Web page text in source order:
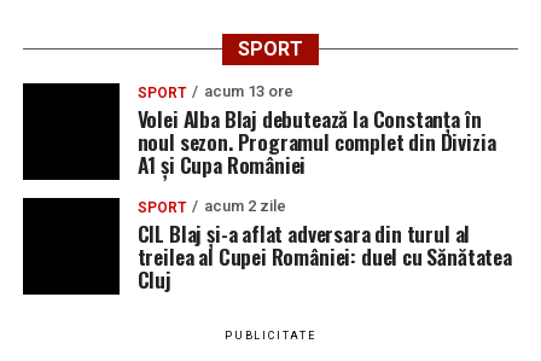
României
La Blaj a fost inaugurat primul centru de zi pentru
vârstnici cu servicii de îngrijire la domiciliu din
județul Alba
Sâmbătă, 8 august 2026: „Blaj Showdown” aduce
expoziții și competiții dedicate pasionaților de
automobile
SPORT
SPORT acum 13 ore
Volei Alba Blaj debutează la Constanța în
noul sezon. Programul complet din Divizia
A1 și Cupa României
SPORT acum 2 zile
CIL Blaj și-a aflat adversara din turul al
treilea al Cupei României: duel cu Sănătatea
Cluj
PUBLICITATE